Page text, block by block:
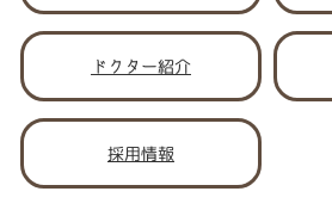
ドクター紹介
採用情報